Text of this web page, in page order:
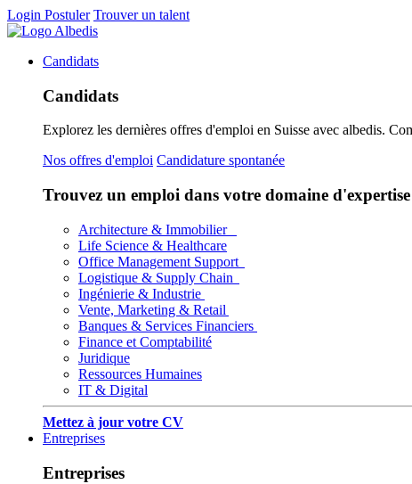
Login Postuler Trouver un talent
Candidats
Candidats
Explorez les dernières offres d'emploi en Suisse avec albedis.
Nos offres d'emploi Candidature spontanée
Trouvez un emploi dans votre domaine d'expertise
Architecture & Immobilier
Life Science & Healthcare
Office Management Support
Logistique & Supply Chain
Ingénierie & Industrie
Vente, Marketing & Retail
Banques & Services Financiers
Finance et Comptabilité
Juridique
Ressources Humaines
IT & Digital
Mettez à jour votre CV
Entreprises
Entreprises